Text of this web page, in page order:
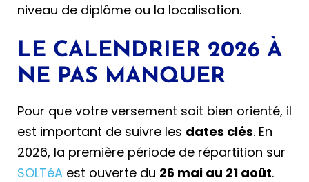
niveau de diplôme ou la localisation.
LE CALENDRIER 2026 À
NE PAS MANQUER
Pour que votre versement soit bien orienté, il
est important de suivre les dates clés. En
2026, la première période de répartition sur
SOLTéA est ouverte du 26 mai au 21 août.